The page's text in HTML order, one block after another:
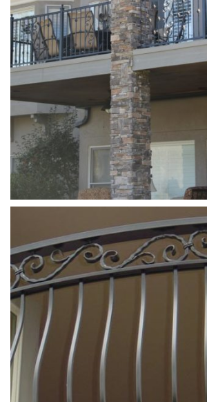
ferforje_balkon_korkulugu
ferforje_balkon_korkulugu